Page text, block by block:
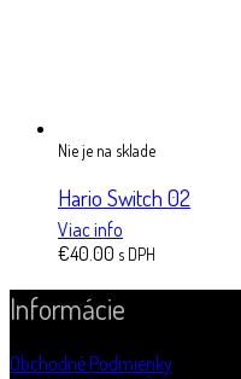
Nie je na sklade
Hario Switch 02
Viac info
€40.00 s DPH
Informácie
Obchodné Podmienky